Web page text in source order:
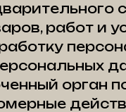
работ и
орган